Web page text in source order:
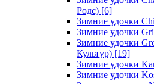
Родс) [6]
Зимние удочки
Зимние удочки
Зимние удочки
Культур) [19]
Зимние удочки
Зимние удочки